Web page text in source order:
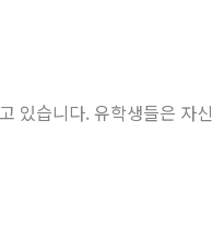
있습니다.유학생들은 자